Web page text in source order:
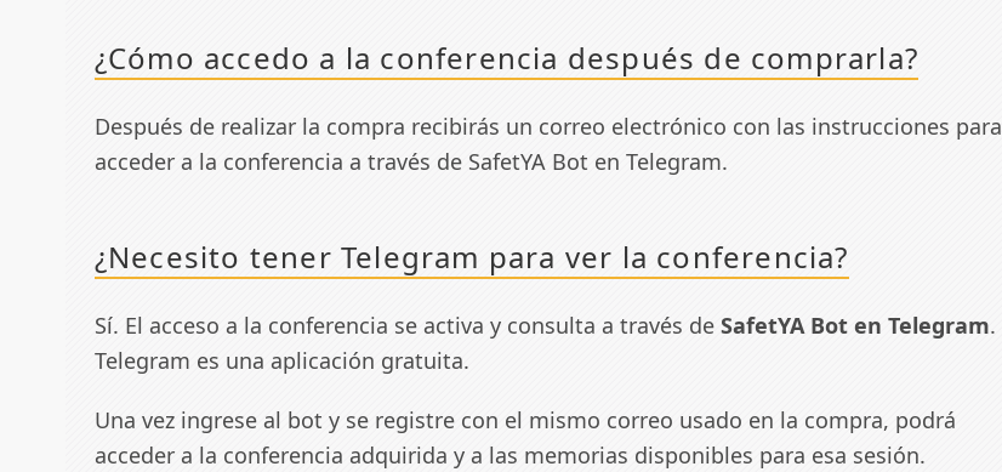
¿Cómo accedo a la conferencia después de comprarla?
Después de realizar la compra recibirás un correo electrónico con las instrucciones para
acceder a la conferencia a través de SafetYA Bot en Telegram.
¿Necesito tener Telegram para ver la conferencia?
Sí. El acceso a la conferencia se activa y consulta a través de SafetYA Bot en Telegram.
Telegram es una aplicación gratuita.
Una vez ingrese al bot y se registre con el mismo correo usado en la compra, podrá
acceder a la conferencia adquirida y a las memorias disponibles para esa sesión.